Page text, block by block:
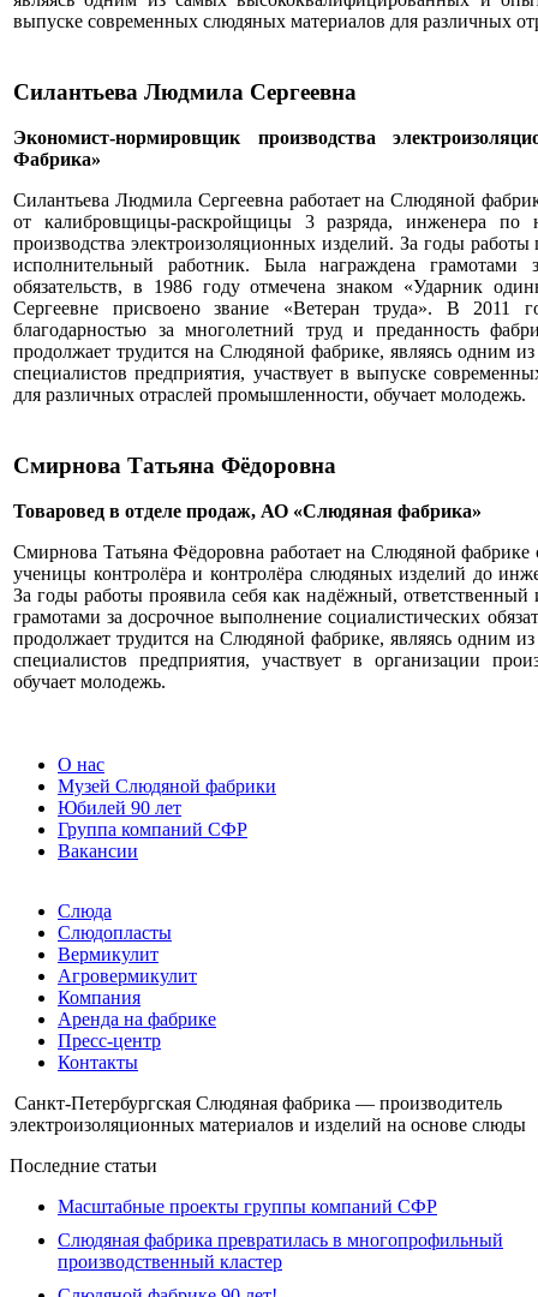
выпуске современных слюдяных материалов для различных
Силантьева Людмила Сергеевна
Экономист-нормировщик производства
Фабрика»
Силантьева Людмила Сергеевна работает на Слюдяной
от калибровщицы-раскройщицы 3 разряда, инженера по
производства электроизоляционных изделий. За годы
исполнительный работник. Была награждена грамотами
обязательств, в 1986 году отмечена знаком «Ударник
Сергеевне присвоено звание «Ветеран труда». В 2011
благодарностью за многолетний труд и преданность
продолжает трудится на Слюдяной фабрике, являясь одним
специалистов предприятия, участвует в выпуске
для различных отраслей промышленности, обучает молодежь.
Смирнова Татьяна Фёдоровна
Товаровед в отделе продаж, АО «Слюдяная фабрика»
Смирнова Татьяна Фёдоровна работает на Слюдяной фабрике
ученицы контролёра и контролёра слюдяных изделий до
За годы работы проявила себя как надёжный,
грамотами за досрочное выполнение социалистических
продолжает трудится на Слюдяной фабрике, являясь одним
специалистов предприятия, участвует в организации
обучает молодежь.
О нас
Музей Слюдяной фабрики
Юбилей 90 лет
Группа компаний СФР
Вакансии
Слюда
Слюдопласты
Вермикулит
Агровермикулит
Компания
Аренда на фабрике
Пресс-центр
Контакты
Санкт-Петербургская Слюдяная фабрика — производитель
электроизоляционных материалов и изделий на основе слюды
Последние статьи
Масштабные проекты группы компаний СФР
Слюдяная фабрика превратилась в многопрофильный
производственный кластер